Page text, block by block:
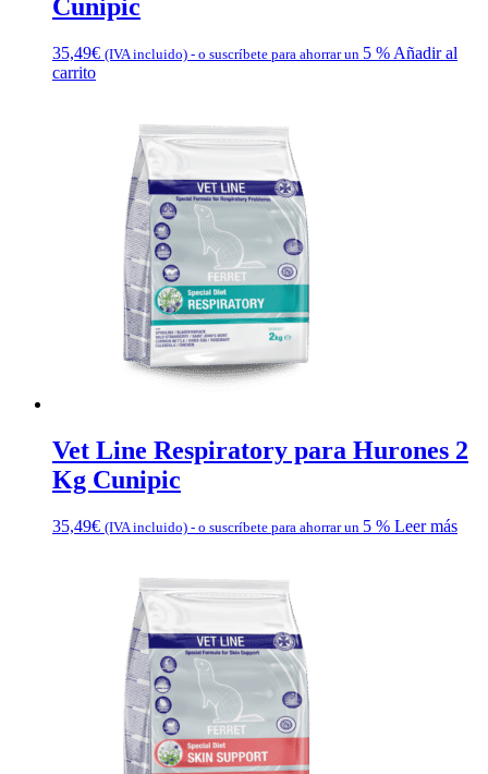
Cunipic
35,49€ (IVA incluido) - o suscríbete para ahorrar un 5 % Añadir al
carrito
Vet Line Respiratory para Hurones 2
Kg Cunipic
35,49€ (IVA incluido) - o suscríbete para ahorrar un 5 % Leer más